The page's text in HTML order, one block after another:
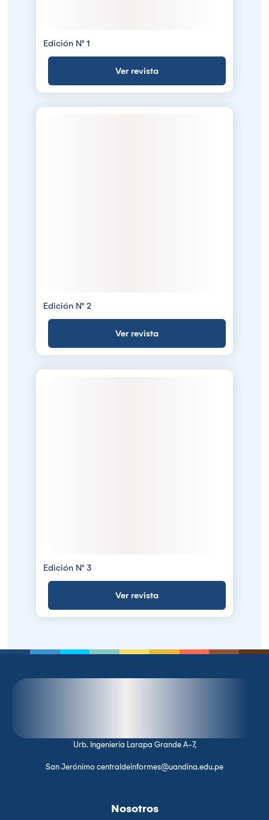
Edición N° 1
Ver revista
Edición N° 2
Ver revista
Edición N° 3
Ver revista
Urb. Ingenieria Larapa Grande A-7,
San Jerónimo centraldeinformes@uandina.edu.pe
Nosotros